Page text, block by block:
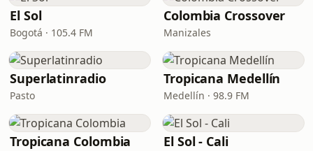
El Sol
Bogotá · 105.4 FM
Colombia Crossover
Manizales
Superlatinradio
Pasto
Tropicana Medellín
Medellín · 98.9 FM
Tropicana Colombia El Sol - Cali